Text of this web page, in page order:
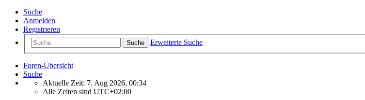
Suche
Anmelden
Registrieren
Suche Erweiterte Suche
Foren-Übersicht
Suche
Aktuelle Zeit: 7. Aug 2026, 00:34
Alle Zeiten sind UTC+02:00